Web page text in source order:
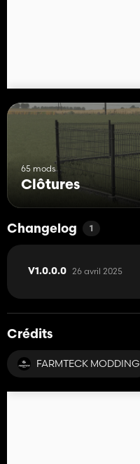
65 mods
Clôtures
Changelog 1
V1.0.0.0 26 avril 2025
Crédits
FARMTECK MODDING